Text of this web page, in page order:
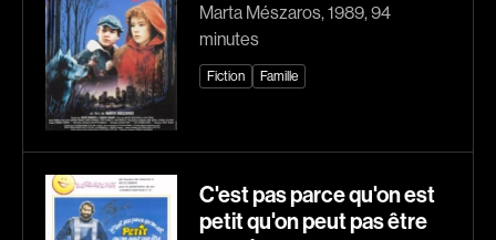
Sports
Thrillers
Western
Décennies
1920
1930
1940
1950
1970
Marta Mészaros, 1989, 94
minutes
Fiction Famille
C'est pas parce qu'on est
petit qu'on peut pas être